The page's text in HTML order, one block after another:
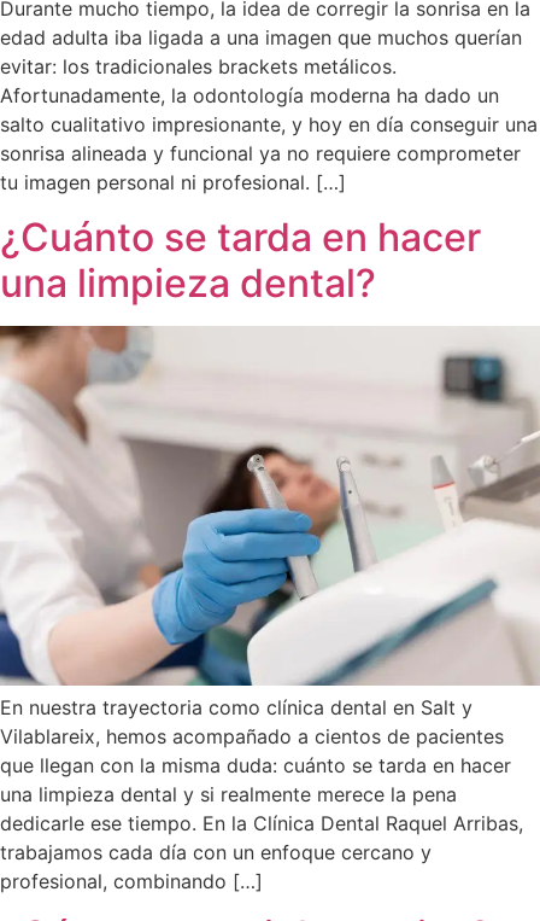
Durante mucho tiempo, la idea de corregir la sonrisa en la
edad adulta iba ligada a una imagen que muchos querían
evitar: los tradicionales brackets metálicos.
Afortunadamente, la odontología moderna ha dado un
salto cualitativo impresionante, y hoy en día conseguir una
sonrisa alineada y funcional ya no requiere comprometer
tu imagen personal ni profesional. […]
¿Cuánto se tarda en hacer
una limpieza dental?
En nuestra trayectoria como clínica dental en Salt y
Vilablareix, hemos acompañado a cientos de pacientes
que llegan con la misma duda: cuánto se tarda en hacer
una limpieza dental y si realmente merece la pena
dedicarle ese tiempo. En la Clínica Dental Raquel Arribas,
trabajamos cada día con un enfoque cercano y
profesional, combinando […]